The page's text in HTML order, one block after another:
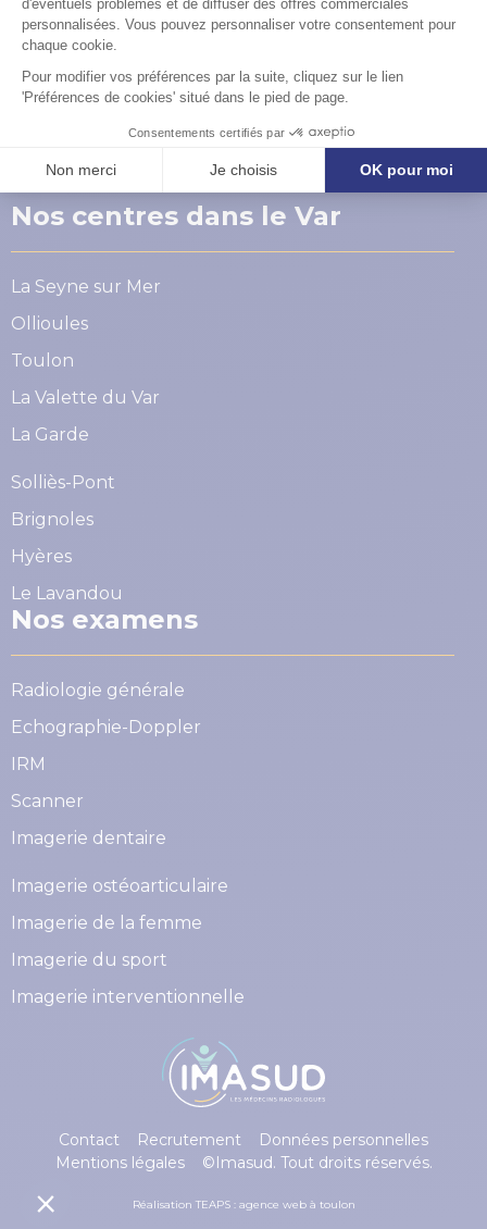
Formulaire de contact
Nos centres dans le Var
La Seyne sur Mer
Ollioules
Toulon
La Valette du Var
La Garde
Solliès-Pont
Brignoles
Hyères
Le Lavandou
Nos examens
Radiologie générale
Echographie-Doppler
IRM
Scanner
Imagerie dentaire
Imagerie ostéoarticulaire
Imagerie de la femme
Imagerie du sport
Imagerie interventionnelle
Contact Recrutement
Données personnelles
Mentions légales
©Imasud. Tout droits réservés.
Réalisation TEAPS : agence web à toulon